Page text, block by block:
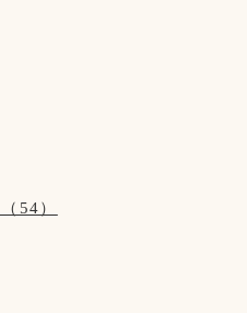
ります。(店内は4組様ま
ためですのでご了承くださ
縮営業で11:00～19:00(L.O
54）